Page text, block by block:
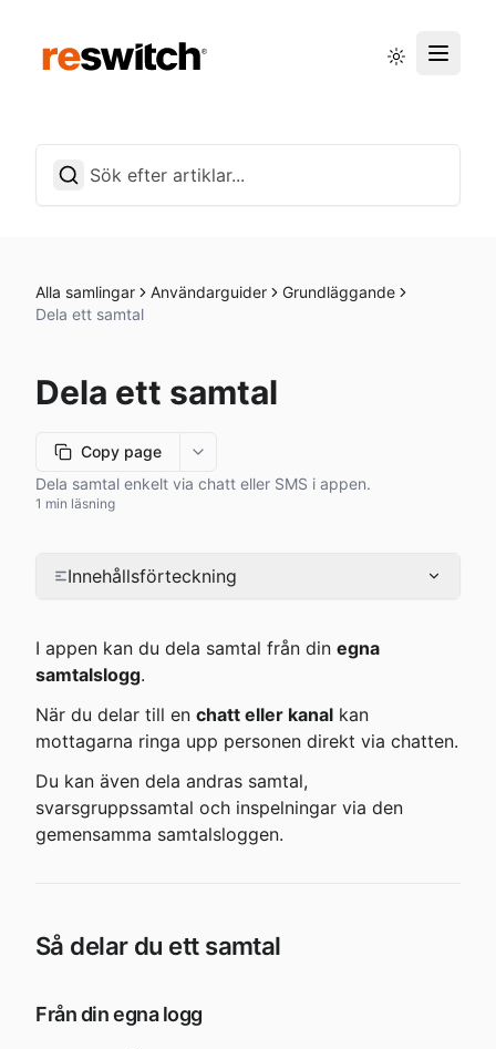
Svenska
Alla samlingar Användarguider
Grundläggande
Dela ett samtal
Dela ett samtal
Copy page
More options
Dela samtal enkelt via chatt eller SMS i appen.
1 min läsning
Innehållsförteckning
I appen kan du dela samtal från din egna
samtalslogg.
När du delar till en chatt eller kanal kan
mottagarna ringa upp personen direkt via chatten.
Du kan även dela andras samtal,
svarsgruppssamtal och inspelningar via den
gemensamma samtalsloggen.
Så delar du ett samtal
Från din egna logg